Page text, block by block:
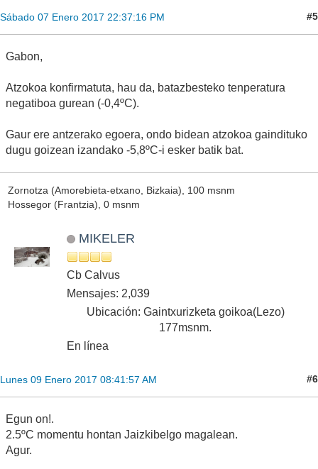
Sábado 07 Enero 2017 22:37:16 PM #5
Gabon,
Atzokoa konfirmatuta, hau da, batazbesteko tenperatura
negatiboa gurean (-0,4ºC).
Gaur ere antzerako egoera, ondo bidean atzokoa gaindituko
dugu goizean izandako -5,8ºC-i esker batik bat.
Zornotza (Amorebieta-etxano, Bizkaia), 100 msnm
Hossegor (Frantzia), 0 msnm
MIKELER
Cb Calvus
Mensajes: 2,039
Ubicación: Gaintxurizketa goikoa(Lezo)
177msnm.
En línea
Lunes 09 Enero 2017 08:41:57 AM #6
Egun on!.
2.5ºC momentu hontan Jaizkibelgo magalean.
Agur.